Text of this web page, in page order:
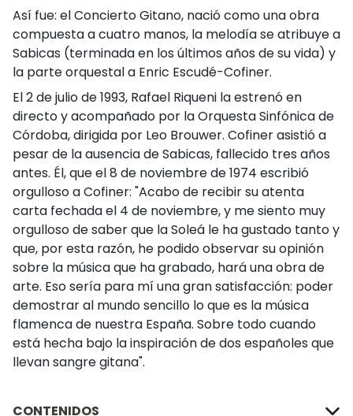
Así fue: el Concierto Gitano, nació como una obra
compuesta a cuatro manos, la melodía se atribuye a
Sabicas (terminada en los últimos años de su vida) y
la parte orquestal a Enric Escudé-Cofiner.
El 2 de julio de 1993, Rafael Riqueni la estrenó en
directo y acompañado por la Orquesta Sinfónica de
Córdoba, dirigida por Leo Brouwer. Cofiner asistió a
pesar de la ausencia de Sabicas, fallecido tres años
antes. Él, que el 8 de noviembre de 1974 escribió
orgulloso a Cofiner: "Acabo de recibir su atenta
carta fechada el 4 de noviembre, y me siento muy
orgulloso de saber que la Soleá le ha gustado tanto y
que, por esta razón, he podido observar su opinión
sobre la música que ha grabado, hará una obra de
arte. Eso sería para mí una gran satisfacción: poder
demostrar al mundo sencillo lo que es la música
flamenca de nuestra España. Sobre todo cuando
está hecha bajo la inspiración de dos españoles que
llevan sangre gitana".
CONTENIDOS